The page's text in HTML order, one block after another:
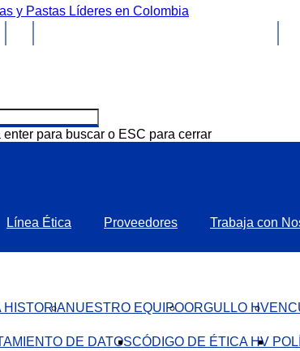
enter para buscar o ESC para cerrar
Línea Ética Proveedores Trabaja con
HISTORIANUESTRO EQUIPOORGULLO HV
DE DATOSCÓDIGO DE ÉTICA HV ​